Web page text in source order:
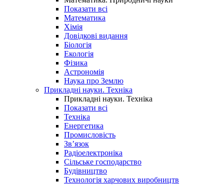
Показати всі
Математика
Хімія
Довідкові видання
Біологія
Екологія
Фізика
Астрономія
Наука про Землю
Прикладні науки. Техніка
Прикладні науки. Техніка
Показати всі
Техніка
Енергетика
Промисловість
Зв’язок
Радіоелектроніка
Сільське господарство
Будівництво
Технологія харчових виробництв